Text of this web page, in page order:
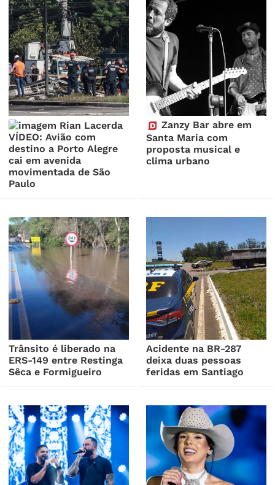
VÍDEO: Avião com
destino a Porto Alegre
cai em avenida
movimentada de São
Paulo
Zanzy Bar abre em
Santa Maria com
proposta musical e
clima urbano
Trânsito é liberado na
ERS-149 entre Restinga
Sêca e Formigueiro
Acidente na BR-287
deixa duas pessoas
feridas em Santiago